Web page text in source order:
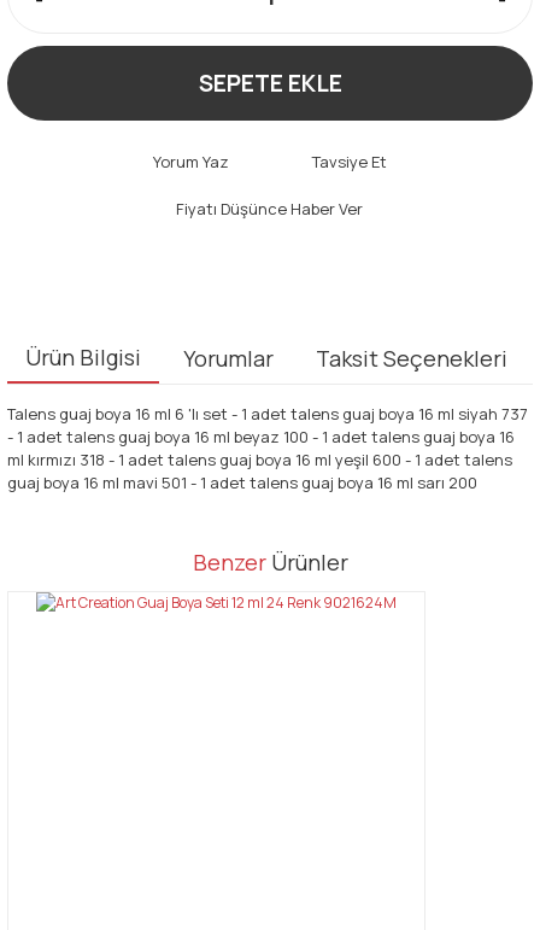
SEPETE EKLE
Yorum Yaz Tavsiye Et
Fiyatı Düşünce Haber Ver
Ürün Bilgisi Yorumlar Taksit Seçenekleri
Talens guaj boya 16 ml 6 'lı set - 1 adet talens guaj boya 16 ml siyah 737
- 1 adet talens guaj boya 16 ml beyaz 100 - 1 adet talens guaj boya 16
ml kırmızı 318 - 1 adet talens guaj boya 16 ml yeşil 600 - 1 adet talens
guaj boya 16 ml mavi 501 - 1 adet talens guaj boya 16 ml sarı 200
Bu ürüne ilk yorumu siz yapın!
Bu ürünün fiyat bilgisi, resim, ürün açıklamalarında ve diğer
tarafımıza iletebilirsiniz.
Benzer Ürünler